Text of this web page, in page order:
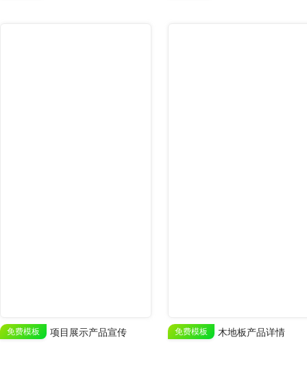
免费模板 项目展示产品宣传 免费模板 木地板产品详情